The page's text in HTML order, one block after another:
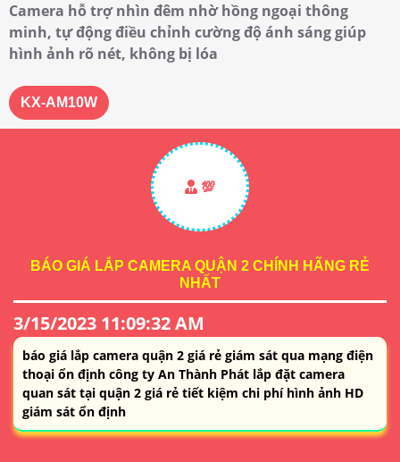
Camera hỗ trợ nhìn đêm nhờ hồng ngoại thông
minh, tự động điều chỉnh cường độ ánh sáng giúp
hình ảnh rõ nét, không bị lóa
KX-AM10W
💯
BÁO GIÁ LẮP CAMERA QUẬN 2 CHÍNH HÃNG RẺ
NHẤT
3/15/2023 11:09:32 AM
báo giá lắp camera quận 2 giá rẻ giám sát qua mạng điện
thoại ổn định công ty An Thành Phát lắp đặt camera
quan sát tại quận 2 giá rẻ tiết kiệm chi phí hình ảnh HD
giám sát ổn định